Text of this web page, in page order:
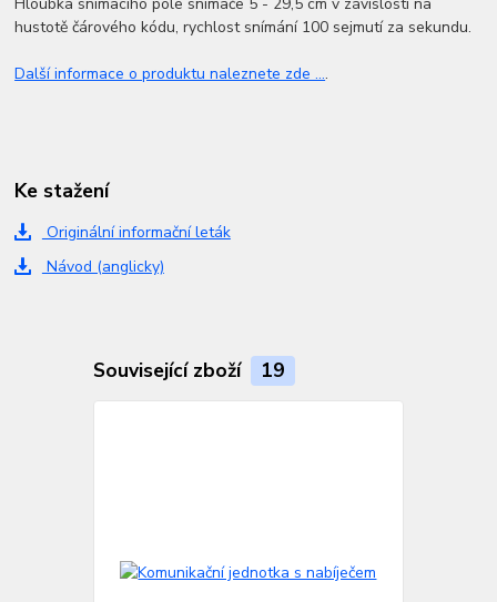
Hloubka snímacího pole snímače 5 - 29,5 cm v závislosti na
hustotě čárového kódu, rychlost snímání 100 sejmutí za sekundu.
Další informace o produktu naleznete zde ....
Ke stažení
Originální informační leták
Návod (anglicky)
Související zboží 19